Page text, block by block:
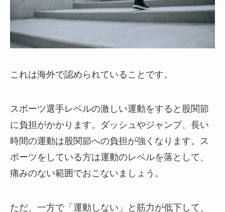
これは海外で認められていることです。
スポーツ選手レベルの激しい運動をすると股関節
に負担がかかります。ダッシュやジャンプ、長い
時間の運動は股関節への負担が強くなります。ス
ポーツをしている方は運動のレベルを落として、
痛みのない範囲でおこないましょう。
ただ、一方で「運動しない」と筋力が低下して、